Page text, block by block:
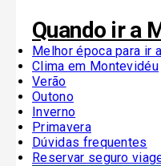
Quando ir a
Melhor época para ir
Clima em Montevidéu
Verão
Outono
Inverno
Primavera
Dúvidas frequentes
Reservar seguro